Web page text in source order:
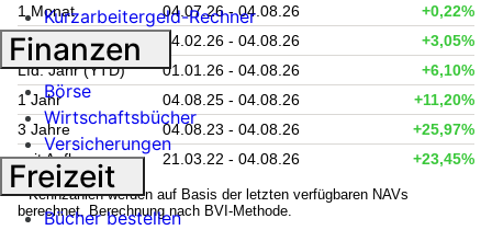
1 Monat 04.07.26 - 04.08.26
+0,22%
6 Monate
04.02.26 - 04.08.26
+3,05%
Lfd. Jahr (YTD)
01.01.26 - 04.08.26
+6,10%
1 Jahr
04.08.25 - 04.08.26
+11,20%
3 Jahre
04.08.23 - 04.08.26
+25,97%
seit Auflage
21.03.22 - 04.08.26 +23,45%
Kennzahlen werden auf Basis der letzten verfügbaren NAVs
berechnet. Berechnung nach BVI-Methode.
Kurzarbeitergeld-Rechner
Finanzen
Börse
Wirtschaftsbücher
Versicherungen
Freizeit
Bücher bestellen